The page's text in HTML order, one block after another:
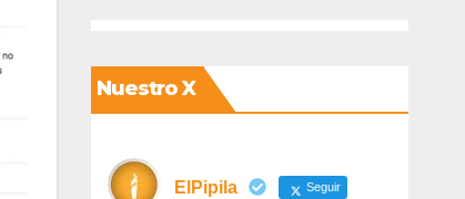
Nuestro X
ElPipila Seguir